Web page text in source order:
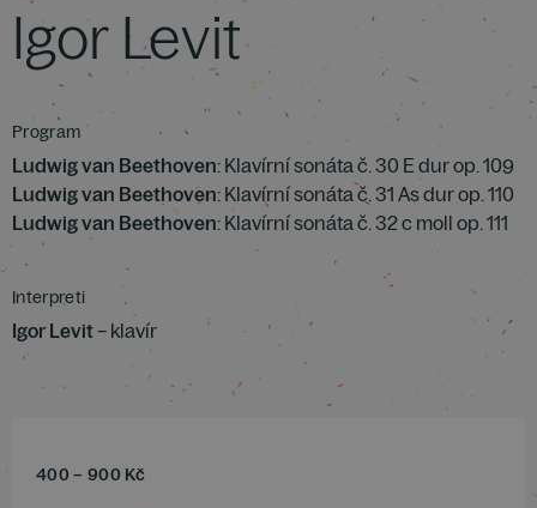
Igor Levit
Program
Ludwig van Beethoven: Klavírní sonáta č. 30 E dur op. 109
Ludwig van Beethoven: Klavírní sonáta č. 31 As dur op. 110
Ludwig van Beethoven: Klavírní sonáta č. 32 c moll op. 111
Interpreti
Igor Levit– klavír
400 – 900 Kč